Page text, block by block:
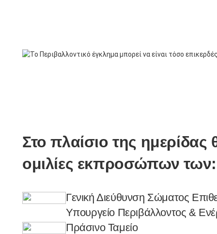
Στο πλαίσιο της
ομιλίες εκπροσώπων των:
Γενική Διεύθυνση Σώματος
Υπουργείο Περιβάλλοντος &
Πράσινο Ταμείο